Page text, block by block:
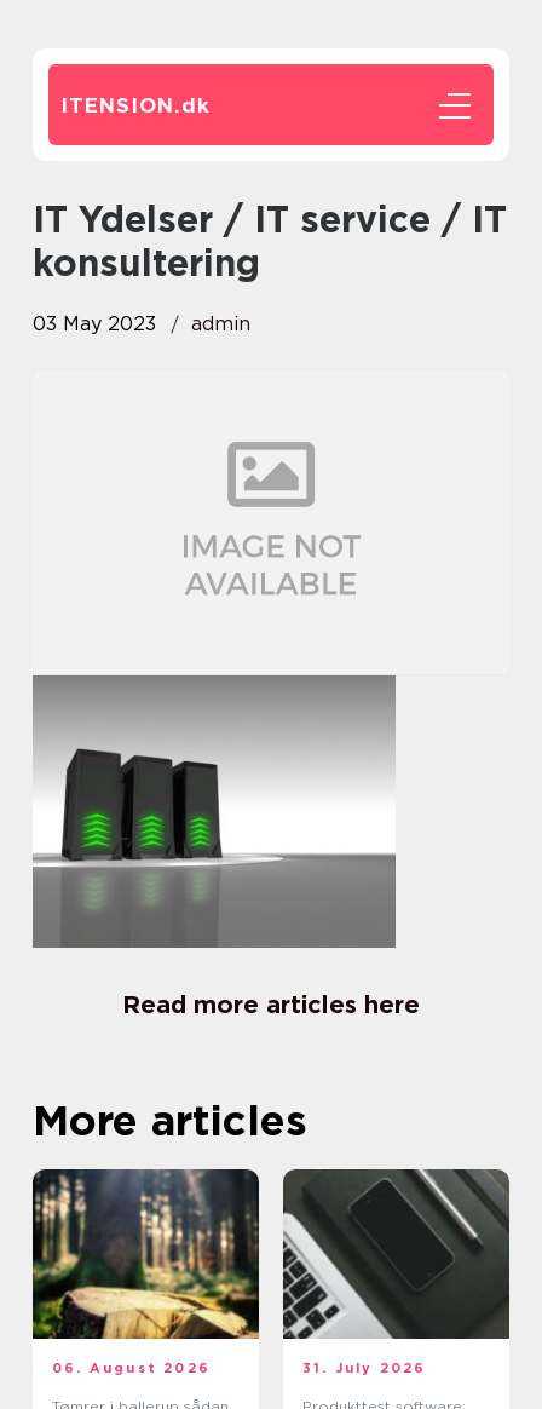
ITENSION.dk
IT Ydelser / IT service / IT
konsultering
03 May 2023 admin
Read more articles here
More articles
06. August 2026 31. July 2026